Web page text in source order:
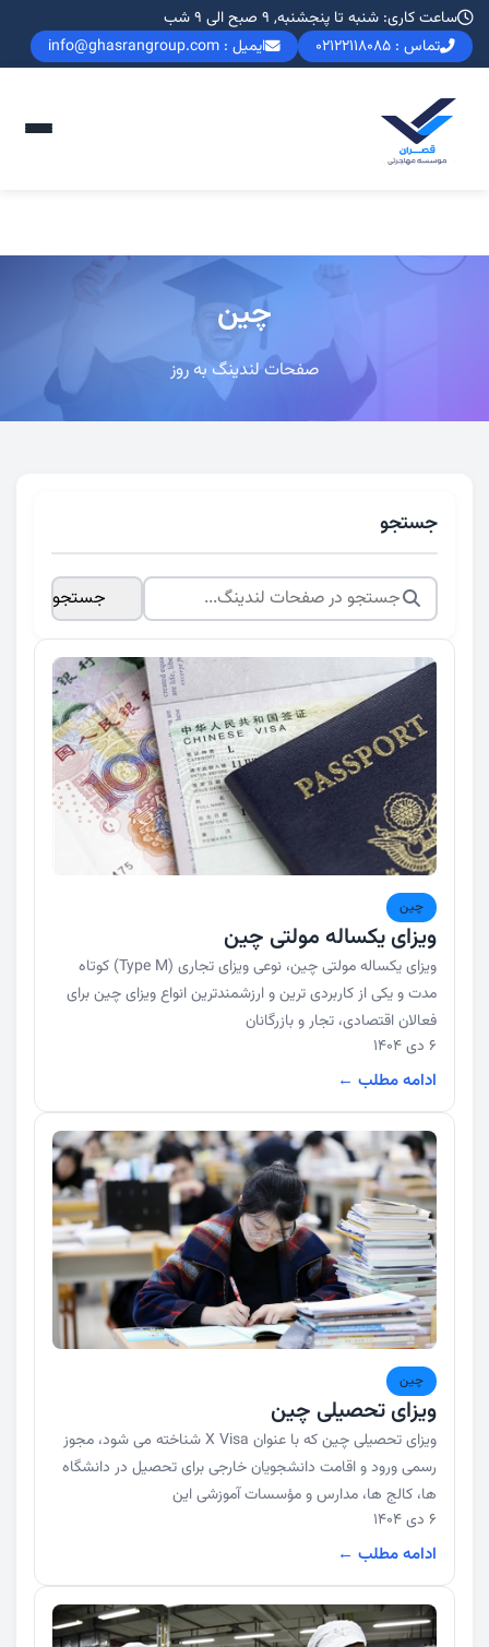
ساعت کاری: شنبه تا پنجشنبه, 9 صبح الی 9 شب
تماس : 02122118085 ایمیل : info@ghasrangroup.com
چین
صفحات لندینگ به روز
جستجو
جستجو
چین
ویزای یکساله مولتی چین
ویزای یکساله مولتی چین، نوعی ویزای تجاری (Type M) کوتاه
مدت و یکی از کاربردی ترین و ارزشمندترین انواع ویزای چین برای
فعالان اقتصادی، تجار و بازرگانان
6 دی 1404
ادامه مطلب ←
چین
ویزای تحصیلی چین
ویزای تحصیلی چین که با عنوان X Visa شناخته می شود، مجوز
رسمی ورود و اقامت دانشجویان خارجی برای تحصیل در دانشگاه
ها، کالج ها، مدارس و مؤسسات آموزشی این
6 دی 1404
ادامه مطلب ←